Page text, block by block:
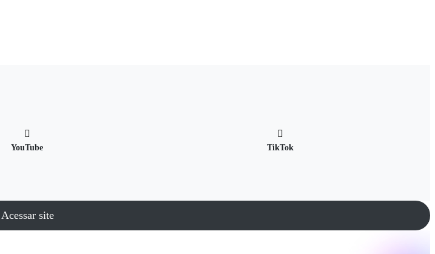
YouTube TikTok
Acessar site